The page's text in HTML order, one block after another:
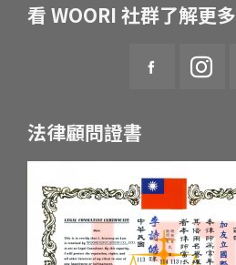
看 WOORI 社群了解更多
法律顧問證書